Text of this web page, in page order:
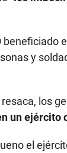
beneficiado
y
los
un ejército
el